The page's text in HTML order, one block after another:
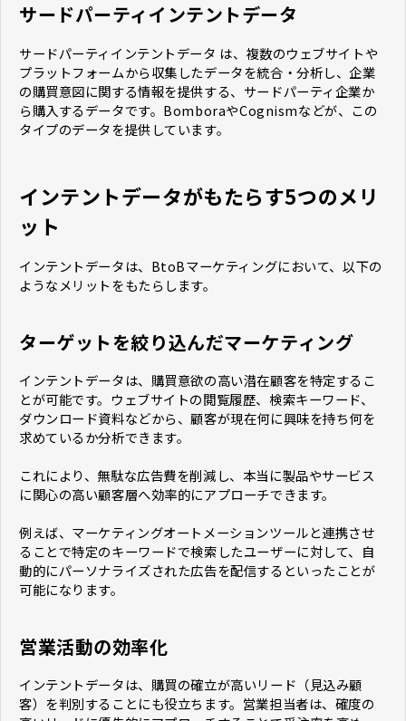
サードパーティインテントデータ
サードパーティインテントデータ は、複数のウェブサイトや
プラットフォームから収集したデータを統合・分析し、企業
の購買意図に関する情報を提供する、サードパーティ企業か
ら購入するデータです。BomboraやCognismなどが、この
タイプのデータを提供しています。
インテントデータがもたらす5つのメリ
ット
インテントデータは、BtoBマーケティングにおいて、以下の
ようなメリットをもたらします。
ターゲットを絞り込んだマーケティング
インテントデータは、購買意欲の高い潜在顧客を特定するこ
とが可能です。ウェブサイトの閲覧履歴、検索キーワード、
ダウンロード資料などから、顧客が現在何に興味を持ち何を
求めているか分析できます。
これにより、無駄な広告費を削減し、本当に製品やサービス
に関心の高い顧客層へ効率的にアプローチできます。
例えば、マーケティングオートメーションツールと連携させ
ることで特定のキーワードで検索したユーザーに対して、自
動的にパーソナライズされた広告を配信するといったことが
可能になります。
営業活動の効率化
インテントデータは、購買の確立が高いリード（見込み顧
客）を判別することにも役立ちます。営業担当者は、確度の